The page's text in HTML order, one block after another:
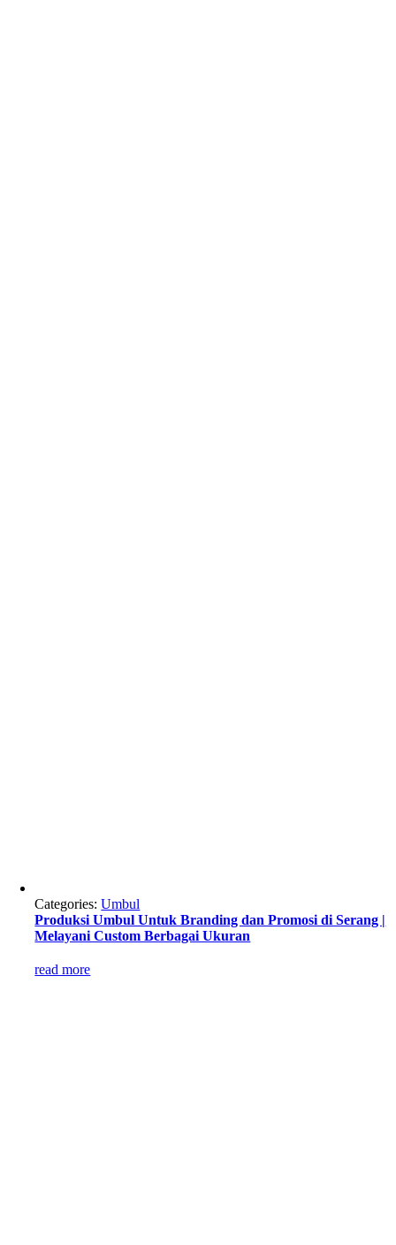
Categories:Umbul
Produksi Umbul Untuk Branding dan Promosi di Serang |
Melayani Custom Berbagai Ukuran
read more